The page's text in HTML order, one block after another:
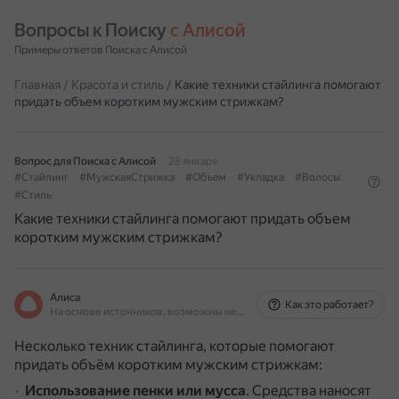
Вопросы к Поиску с Алисой
Примеры ответов Поиска с Алисой
Главная / Красота и стиль / Какие техники стайлинга помогают
придать объем коротким мужским стрижкам?
Вопрос для Поиска с Алисой
28 января
#Стайлинг
#МужскаяСтрижка #Объем #Укладка
#Волосы
#Стиль
Какие техники стайлинга помогают придать объем
коротким мужским стрижкам?
Алиса
На основе источников, возможны неточности
Как это работает?
Несколько техник стайлинга, которые помогают
придать объём коротким мужским стрижкам:
Использование пенки или мусса. Средства наносят